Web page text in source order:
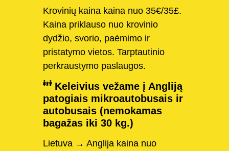
Krovinių kaina kaina nuo 35€/35£.
Kaina priklauso nuo krovinio
dydžio, svorio, paėmimo ir
pristatymo vietos. Tarptautinio
perkraustymo paslaugos.
Keleivius vežame į Angliją
patogiais mikroautobusais ir
autobusais (nemokamas
bagažas iki 30 kg.)
Lietuva → Anglija kaina nuo